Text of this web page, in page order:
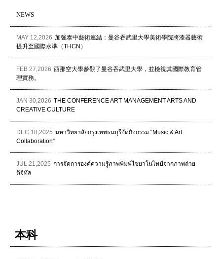
NEWS
MAY 12,2026 加強泰中藝術連結：曼谷吞武里大學美術學院將漆器藝術
提升至國際水準（THCN）
FEB 27,2026 西那空大學參觀了曼谷吞武里大學，並檢視其國際教育管
理實務。
JAN 30,2026 THE CONFERENCE ART MANAGEMENT ARTS AND
CREATIVE CULTURE
DEC 18,2025 มหาวิทยาลัยกรุงเทพธนบุรีจัดกิจกรรม “Music & Art
Collaboration”
JUL 21,2025 การจัดการองค์ความรู้ภาพพิมพ์ไซยาโนไทป์จากภาพถ่าย
ดิจิทัล
本科